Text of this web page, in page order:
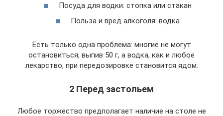
Посуда для водки: стопка или стакан
Польза и вред алкоголя: водка
Есть только одна проблема: многие не могут
остановиться, выпив 50 г, а водка, как и любое
лекарство, при передозировке становится ядом.
2 Перед застольем
Любое торжество предполагает наличие на столе не